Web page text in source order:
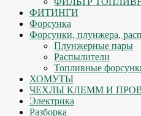
ФИТИНГИ
Форсунка
Форсунки, плунжера,
Плунжерные пары
Распылители
Топливные
ХОМУТЫ
ЧЕХЛЫ КЛЕММ И
Электрика
Разборка